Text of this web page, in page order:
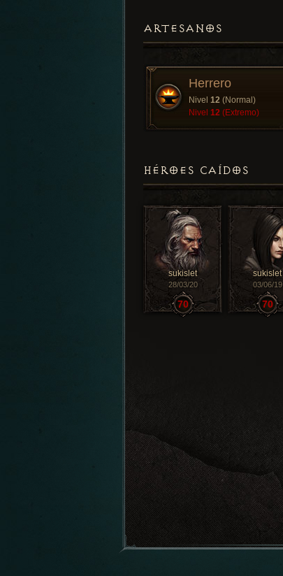
ARTESANOS
Herrero
Nivel 12 (Normal)
Nivel 12 (Extremo)
HÉROES CAÍDOS
sukislet
28/03/20
70
sukislet
03/06/19
70